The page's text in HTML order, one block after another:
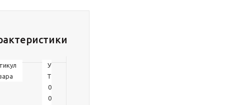
У
Т
0
0